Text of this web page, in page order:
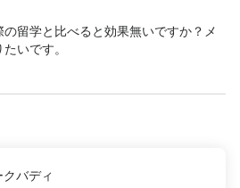
留学と比べると効果無いですか？メ
いです。
バディ